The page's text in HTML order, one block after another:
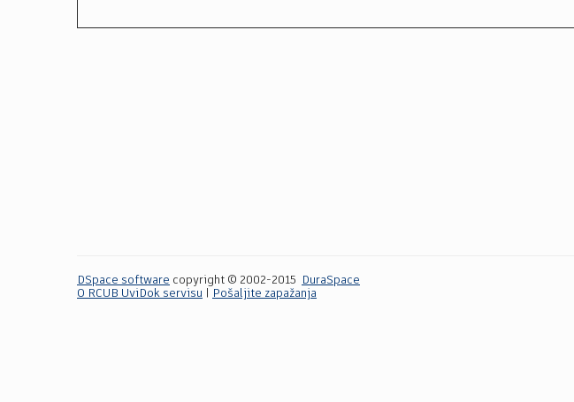
DSpace software copyright © 2002-2015
DuraSpace
O RCUB UviDok servisu
Pošaljite zapažanja